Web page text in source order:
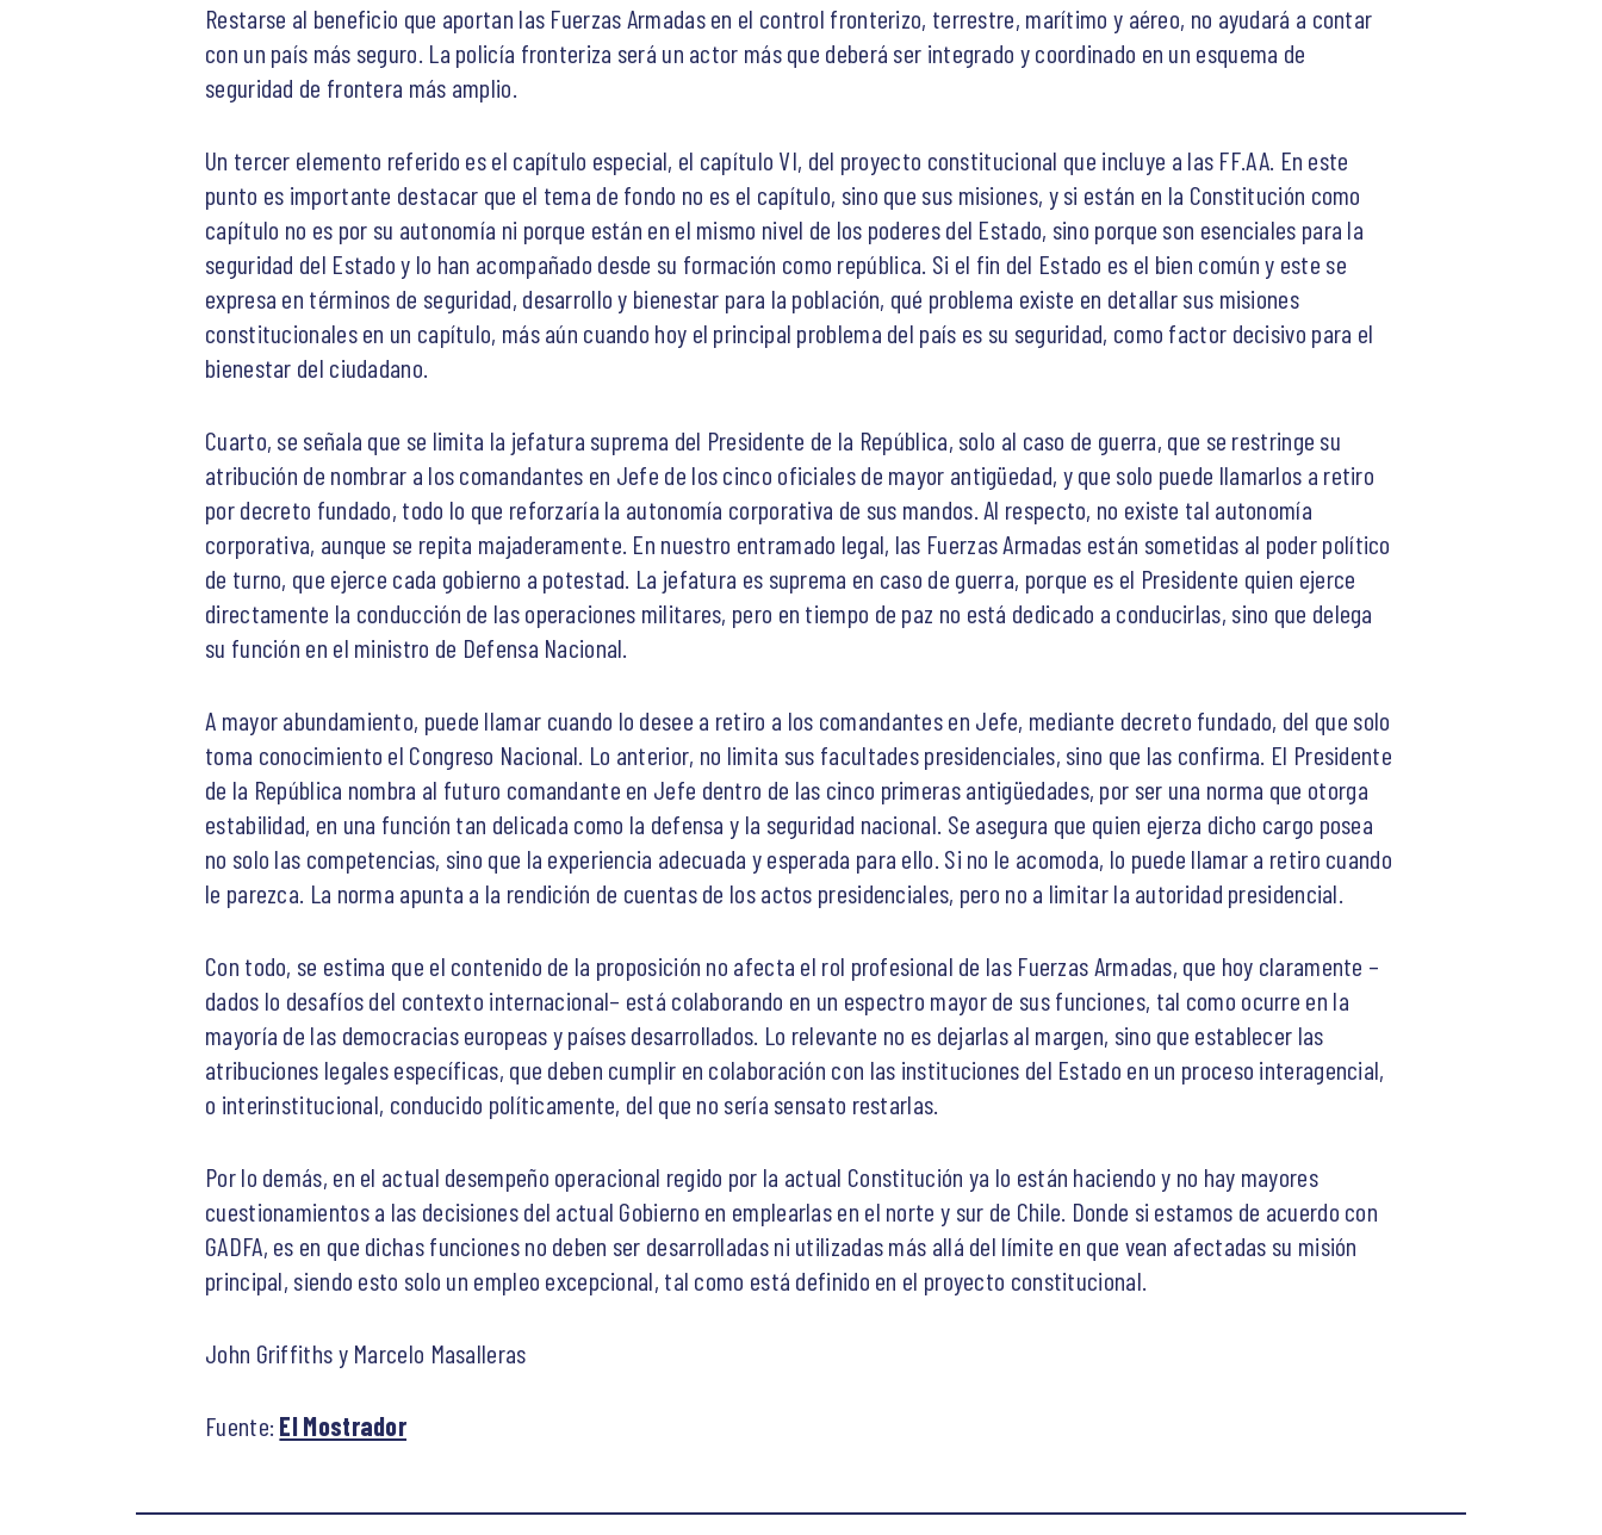
Restarse al beneficio que aportan las Fuerzas Armadas en el control fronterizo, terrestre, marítimo y aéreo, no ayudará a contar
con un país más seguro. La policía fronteriza será un actor más que deberá ser integrado y coordinado en un esquema de
seguridad de frontera más amplio.
Un tercer elemento referido es el capítulo especial, el capítulo VI, del proyecto constitucional que incluye a las FF.AA. En este
punto es importante destacar que el tema de fondo no es el capítulo, sino que sus misiones, y si están en la Constitución como
capítulo no es por su autonomía ni porque están en el mismo nivel de los poderes del Estado, sino porque son esenciales para la
seguridad del Estado y lo han acompañado desde su formación como república. Si el fin del Estado es el bien común y este se
expresa en términos de seguridad, desarrollo y bienestar para la población, qué problema existe en detallar sus misiones
constitucionales en un capítulo, más aún cuando hoy el principal problema del país es su seguridad, como factor decisivo para el
bienestar del ciudadano.
Cuarto, se señala que se limita la jefatura suprema del Presidente de la República, solo al caso de guerra, que se restringe su
atribución de nombrar a los comandantes en Jefe de los cinco oficiales de mayor antigüedad, y que solo puede llamarlos a retiro
por decreto fundado, todo lo que reforzaría la autonomía corporativa de sus mandos. Al respecto, no existe tal autonomía
corporativa, aunque se repita majaderamente. En nuestro entramado legal, las Fuerzas Armadas están sometidas al poder político
de turno, que ejerce cada gobierno a potestad. La jefatura es suprema en caso de guerra, porque es el Presidente quien ejerce
directamente la conducción de las operaciones militares, pero en tiempo de paz no está dedicado a conducirlas, sino que delega
su función en el ministro de Defensa Nacional.
A mayor abundamiento, puede llamar cuando lo desee a retiro a los comandantes en Jefe, mediante decreto fundado, del que solo
toma conocimiento el Congreso Nacional. Lo anterior, no limita sus facultades presidenciales, sino que las confirma. El Presidente
de la República nombra al futuro comandante en Jefe dentro de las cinco primeras antigüedades, por ser una norma que otorga
estabilidad, en una función tan delicada como la defensa y la seguridad nacional. Se asegura que quien ejerza dicho cargo posea
no solo las competencias, sino que la experiencia adecuada y esperada para ello. Si no le acomoda, lo puede llamar a retiro cuando
le parezca. La norma apunta a la rendición de cuentas de los actos presidenciales, pero no a limitar la autoridad presidencial.
Con todo, se estima que el contenido de la proposición no afecta el rol profesional de las Fuerzas Armadas, que hoy claramente –
dados lo desafíos del contexto internacional– está colaborando en un espectro mayor de sus funciones, tal como ocurre en la
mayoría de las democracias europeas y países desarrollados. Lo relevante no es dejarlas al margen, sino que establecer las
atribuciones legales específicas, que deben cumplir en colaboración con las instituciones del Estado en un proceso interagencial,
o interinstitucional, conducido políticamente, del que no sería sensato restarlas.
Por lo demás, en el actual desempeño operacional regido por la actual Constitución ya lo están haciendo y no hay mayores
cuestionamientos a las decisiones del actual Gobierno en emplearlas en el norte y sur de Chile. Donde si estamos de acuerdo con
GADFA, es en que dichas funciones no deben ser desarrolladas ni utilizadas más allá del límite en que vean afectadas su misión
principal, siendo esto solo un empleo excepcional, tal como está definido en el proyecto constitucional.
John Griffiths y Marcelo Masalleras
Fuente: El Mostrador